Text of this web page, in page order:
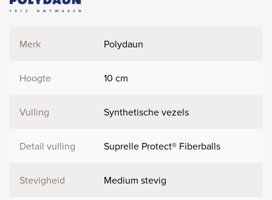
Merk Polydaun
Hoogte 10 cm
Vulling Synthetische vezels
Detail vulling Suprelle Protect® Fiberballs
Stevigheid Medium stevig